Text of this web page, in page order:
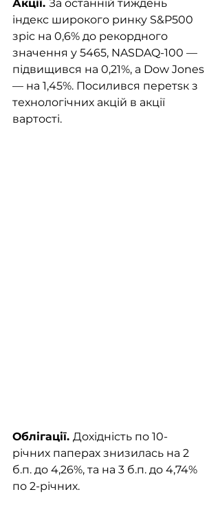
Акції. За останній тиждень
індекс широкого ринку S&P500
зріс на 0,6% до рекордного
значення у 5465, NASDAQ-100 —
підвищився на 0,21%, а Dow Jones
— на 1,45%. Посилився перетsк з
технологічних акцій в акції
вартості.
Облігації. Дохідність по 10-
річних паперах знизилась на 2
б.п. до 4,26%, та на 3 б.п. до 4,74%
по 2-річних.